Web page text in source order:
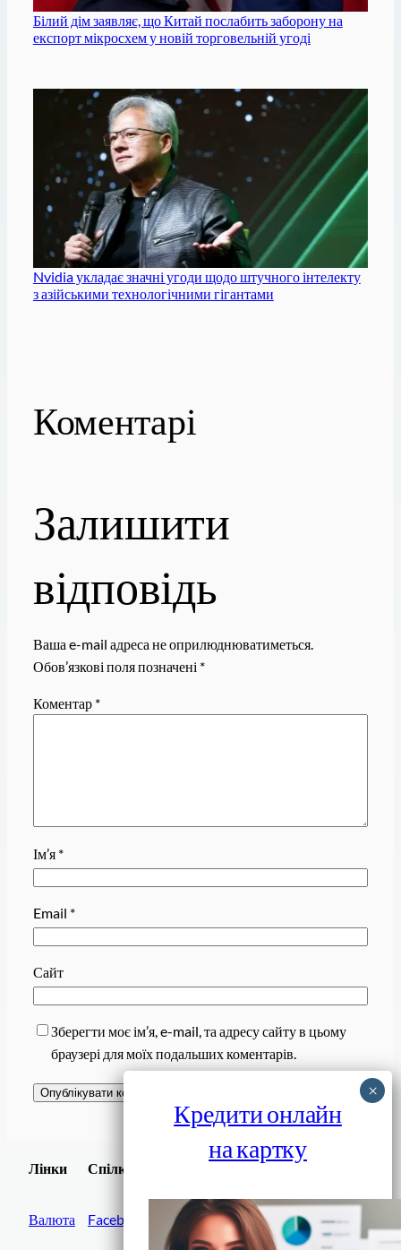
Білий дім заявляє, що Китай послабить заборону на
експорт мікросхем у новій торговельній угоді
Nvidia укладає значні угоди щодо штучного інтелекту
з азійськими технологічними гігантами
Коментарі
Залишити
відповідь
Ваша e-mail адреса не оприлюднюватиметься.
Обов’язкові поля позначені *
Коментар *
Ім’я *
Email *
Сайт
Зберегти моє ім’я, e-mail, та адресу сайту в цьому
браузері для моїх подальших коментарів.
Лінки
Валюта
Спілки
Facebook
Завантажити
Кредити онлайн
на картку